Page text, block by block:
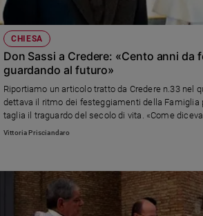
CHIESA
Don Sassi a Credere: «Cento anni da
guardando al futuro»
Riportiamo un articolo tratto da Credere n.33 nel
dettava il ritmo dei festeggiamenti della Famiglia
taglia il traguardo del secolo di vita. «Come diceva don Alberione bisogna
guardare avanti. Il futuro? Saper navigare fra libri,
Vittoria Prisciandaro